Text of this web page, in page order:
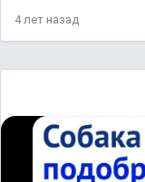
4 лет назад